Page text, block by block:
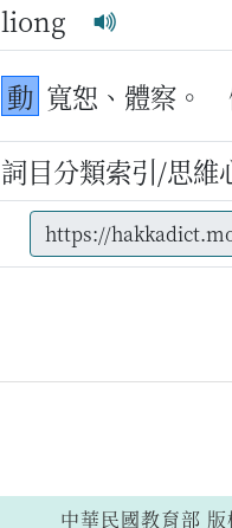
liong
動 寬恕、體察。
詞目分類索引/思維
中華民國教育部